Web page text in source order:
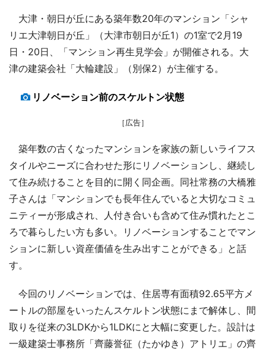
大津・朝日が丘にある築年数20年のマンション「シャ
リエ大津朝日が丘」（大津市朝日が丘1）の1室で2月19
日・20日、「マンション再生見学会」が開催される。大
津の建築会社「大輪建設」（別保2）が主催する。
リノベーション前のスケルトン状態
［広告］
築年数の古くなったマンションを家族の新しいライフス
タイルやニーズに合わせた形にリノベーションし、継続し
て住み続けることを目的に開く同企画。同社常務の大橋雅
子さんは「マンションでも長年住んでいると大切なコミュ
ニティーが形成され、人付き合いも含めて住み慣れたとこ
ろで暮らしたい方も多い。リノベーションすることでマン
ションに新しい資産価値を生み出すことができる」と話
す。
今回のリノベーションでは、住居専有面積92.65平方メ
ートルの部屋をいったんスケルトン状態にまで解体し、間
取りを従来の3LDKから1LDKにと大幅に変更した。設計は
一級建築士事務所「齊藤誉征（たかゆき）アトリエ」の齊